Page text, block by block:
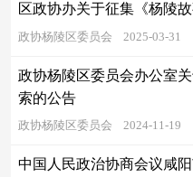
区政协办关于征集《杨陵
政协杨陵区委员会 2025-03-31
政协杨陵区委员会办公室
索的公告
政协杨陵区委员会 2024-11-19
中国人民政治协商会议咸